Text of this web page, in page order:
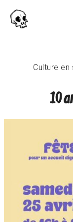
Culture
10